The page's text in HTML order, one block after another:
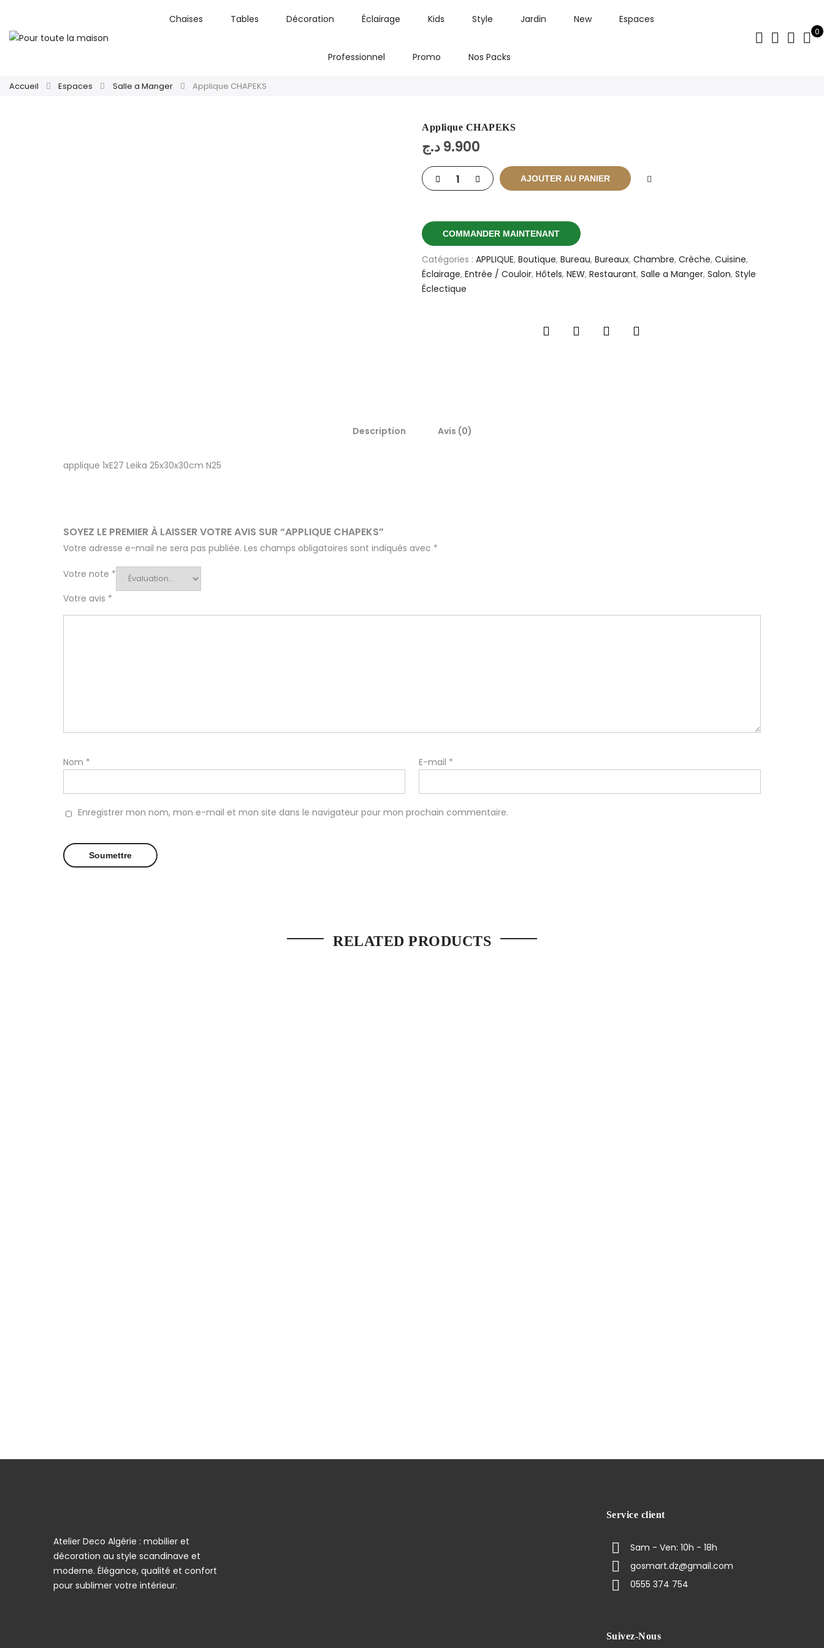
Chaises Tables Décoration Éclairage Kids Style Jardin New Espaces
Professionnel Promo Nos Packs
0
Accueil Espaces Salle a Manger Applique CHAPEKS
Applique CHAPEKS
9.900د.ج
AJOUTER AU PANIER
COMMANDER MAINTENANT
Catégories : APPLIQUE, Boutique, Bureau, Bureaux, Chambre, Crèche, Cuisine,
Éclairage, Entrée / Couloir, Hôtels, NEW, Restaurant, Salle a Manger, Salon, Style
Éclectique
Description Avis (0)
applique 1xE27 Leika 25x30x30cm N25
SOYEZ LE PREMIER À LAISSER VOTRE AVIS SUR “APPLIQUE CHAPEKS”
Votre adresse e-mail ne sera pas publiée. Les champs obligatoires sont indiqués avec *
Votre note *
Votre avis *
Nom * E-mail *
Enregistrer mon nom, mon e-mail et mon site dans le navigateur pour mon prochain commentaire.
RELATED PRODUCTS
Atelier Deco Algérie : mobilier et
décoration au style scandinave et
moderne. Élégance, qualité et confort
pour sublimer votre intérieur.
Service client
Sam - Ven: 10h - 18h
gosmart.dz@gmail.com
0555 374 754
Suivez-Nous